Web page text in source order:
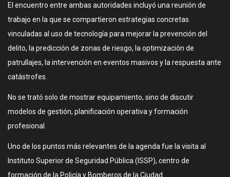
El encuentro entre ambas autoridades incluyó una reunión de
trabajo en la que se compartieron estrategias concretas
vinculadas al uso de tecnología para mejorar la prevención del
delito, la predicción de zonas de riesgo, la optimización de
patrullajes, la intervención en eventos masivos y la respuesta ante
catástrofes.
No se trató solo de mostrar equipamiento, sino de discutir
modelos de gestión, planificación operativa y formación
profesional.
Uno de los puntos más relevantes de la agenda fue la visita al
Instituto Superior de Seguridad Pública (ISSP), centro de
formación de la Policía y Bomberos de la Ciudad.